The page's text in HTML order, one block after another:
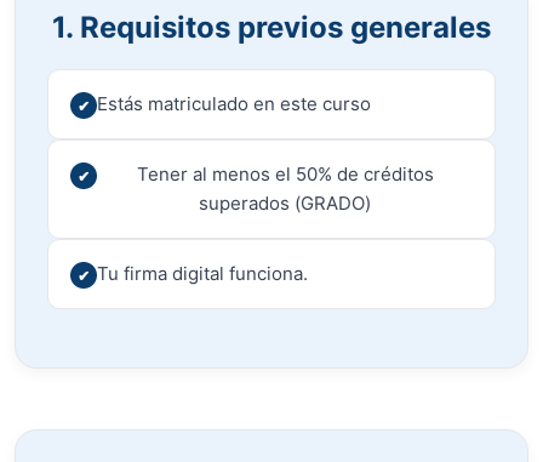
1. Requisitos previos generales
Estás matriculado en este curso
Tener al menos el 50% de créditos
superados (GRADO)
Tu firma digital funciona.